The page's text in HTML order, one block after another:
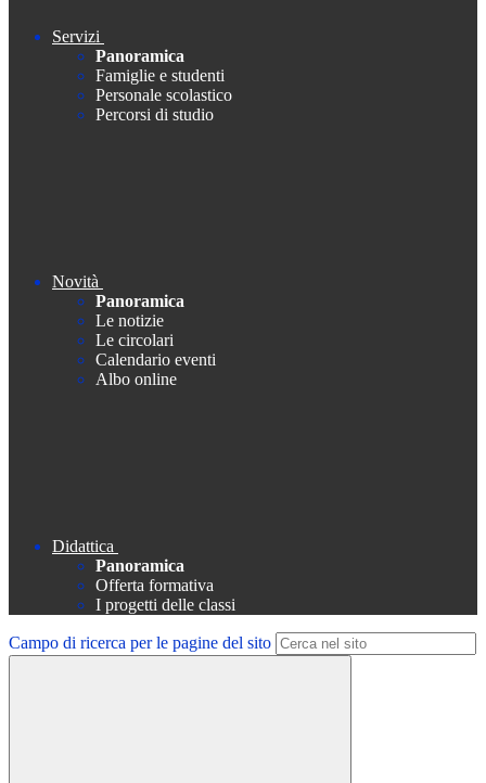
Servizi
Panoramica
Famiglie e studenti
Personale scolastico
Percorsi di studio
Novità
Panoramica
Le notizie
Le circolari
Calendario eventi
Albo online
Didattica
Panoramica
Offerta formativa
I progetti delle classi
Campo di ricerca per le pagine del sito